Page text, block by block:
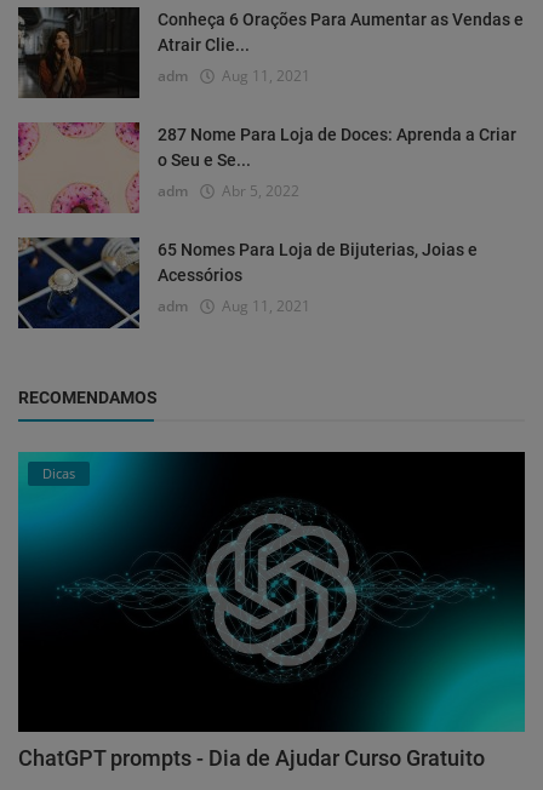
Conheça 6 Orações Para Aumentar as Vendas e
Atrair Clie...
adm Aug 11, 2021
287 Nome Para Loja de Doces: Aprenda a Criar
o Seu e Se...
adm Abr 5, 2022
65 Nomes Para Loja de Bijuterias, Joias e
Acessórios
adm Aug 11, 2021
RECOMENDAMOS
Dicas
ChatGPT prompts - Dia de Ajudar Curso Gratuito